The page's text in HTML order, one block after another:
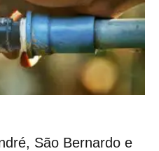
São Bernardo e